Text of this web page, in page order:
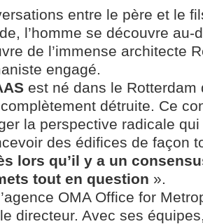
entre le père et le
l’homme se découvre au-
de l’immense architecte
engagé.
est né dans le Rotterdam
détruite. Ce
la perspective radicale
des édifices de façon
lors qu’il y a un
tout en question ».
OMA Office for
directeur. Avec ses